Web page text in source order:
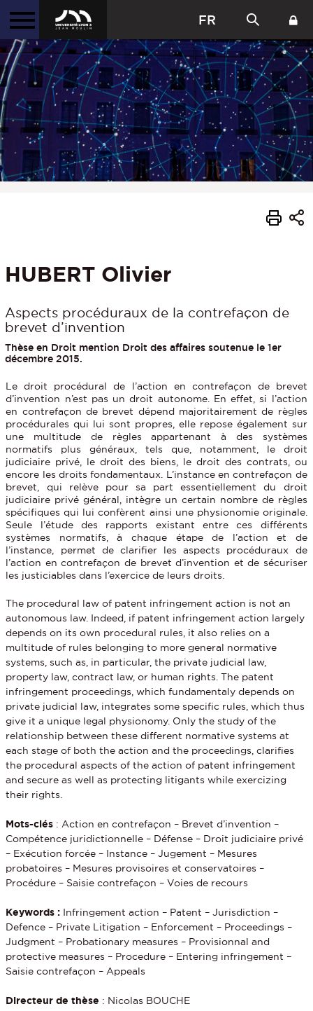
FR
HUBERT Olivier
Aspects procéduraux de la contrefaçon de
brevet d’invention
Thèse en Droit mention Droit des affaires soutenue le 1er
décembre 2015.
Le droit procédural de l’action en contrefaçon de brevet
d’invention n’est pas un droit autonome. En effet, si l’action
en contrefaçon de brevet dépend majoritairement de règles
procédurales qui lui sont propres, elle repose également sur
une multitude de règles appartenant à des systèmes
normatifs plus généraux, tels que, notamment, le droit
judiciaire privé, le droit des biens, le droit des contrats, ou
encore les droits fondamentaux. L’instance en contrefaçon de
brevet, qui relève pour sa part essentiellement du droit
judiciaire privé général, intègre un certain nombre de règles
spécifiques qui lui confèrent ainsi une physionomie originale.
Seule l’étude des rapports existant entre ces différents
systèmes normatifs, à chaque étape de l’action et de
l’instance, permet de clarifier les aspects procéduraux de
l’action en contrefaçon de brevet d’invention et de sécuriser
les justiciables dans l’exercice de leurs droits.
The procedural law of patent infringement action is not an
autonomous law. Indeed, if patent infringement action largely
depends on its own procedural rules, it also relies on a
multitude of rules belonging to more general normative
systems, such as, in particular, the private judicial law,
property law, contract law, or human rights. The patent
infringement proceedings, which fundamentaly depends on
private judicial law, integrates some specific rules, which thus
give it a unique legal physionomy. Only the study of the
relationship between these different normative systems at
each stage of both the action and the proceedings, clarifies
the procedural aspects of the action of patent infringement
and secure as well as protecting litigants while exercizing
their rights.
Mots-clés : Action en contrefaçon – Brevet d’invention –
Compétence juridictionnelle – Défense – Droit judiciaire privé
– Exécution forcée – Instance – Jugement – Mesures
probatoires – Mesures provisoires et conservatoires –
Procédure – Saisie contrefaçon – Voies de recours
Keywords : Infringement action – Patent – Jurisdiction –
Defence – Private Litigation – Enforcement – Proceedings –
Judgment – Probationary measures – Provisionnal and
protective measures – Procedure – Entering infringement –
Saisie contrefaçon – Appeals
Directeur de thèse : Nicolas BOUCHE